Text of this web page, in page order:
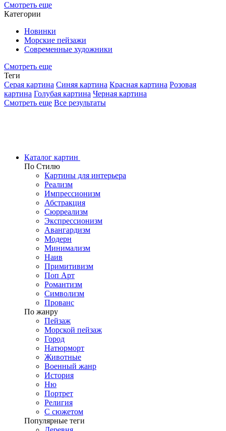
Смотреть еще
Категории
Новинки
Морские пейзажи
Современные художники
Смотреть еще
Теги
Серая картина Синяя картина Красная картина Розовая
картина Голубая картина Черная картина
Смотреть еще Все результаты
Каталог картин
По Стилю
Картины для интерьера
Реализм
Импрессионизм
Абстракция
Сюрреализм
Экспрессионизм
Авангардизм
Модерн
Минимализм
Наив
Примитивизм
Поп Арт
Романтизм
Символизм
Прованс
По жанру
Пейзаж
Морской пейзаж
Город
Натюрморт
Животные
Военный жанр
История
Ню
Портрет
Религия
С сюжетом
Популярные теги